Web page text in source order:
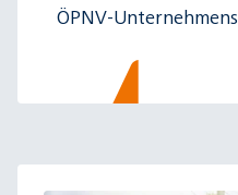
ÖPNV-Unternehmens